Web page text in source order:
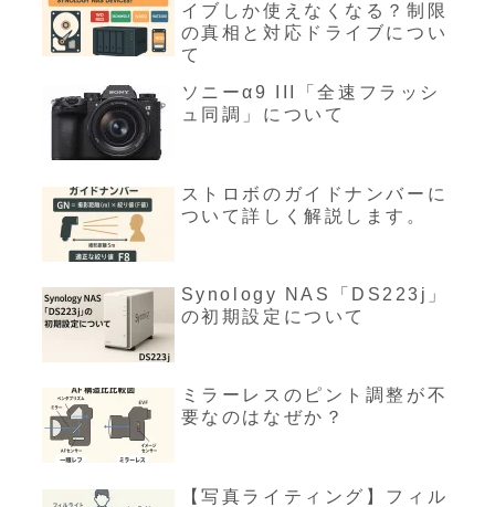
イブしか使えなくなる？制限
の真相と対応ドライブについ
て
ソニーα9 III「全速フラッシ
ュ同調」について
ストロボのガイドナンバーに
ついて詳しく解説します。
Synology NAS「DS223j」
の初期設定について
ミラーレスのピント調整が不
要なのはなぜか？
【写真ライティング】フィル